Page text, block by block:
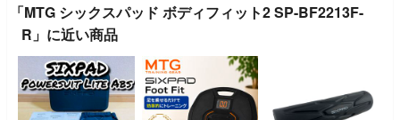
「MTG シックスパッド ボディフィット2 SP-BF2213F-
R」に近い商品